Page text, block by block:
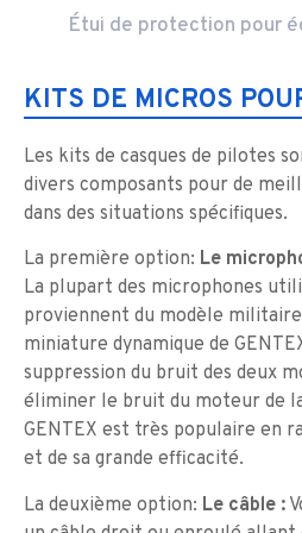
Étui de protection pour
KITS DE MICROS
Les kits de casques de pilotes
divers composants pour de
dans des situations spécifiques.
La première option: Le
La plupart des microphones
proviennent du modèle militaire
miniature dynamique de
suppression du bruit des deux
éliminer le bruit du moteur de
GENTEX est très populaire en
et de sa grande efficacité.
La deuxième option: Le câble :